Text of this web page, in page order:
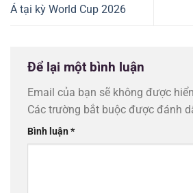
Á tại kỳ World Cup 2026
Để lại một bình luận
Email của bạn sẽ không được
Các trường bắt buộc được đánh
Bình luận*